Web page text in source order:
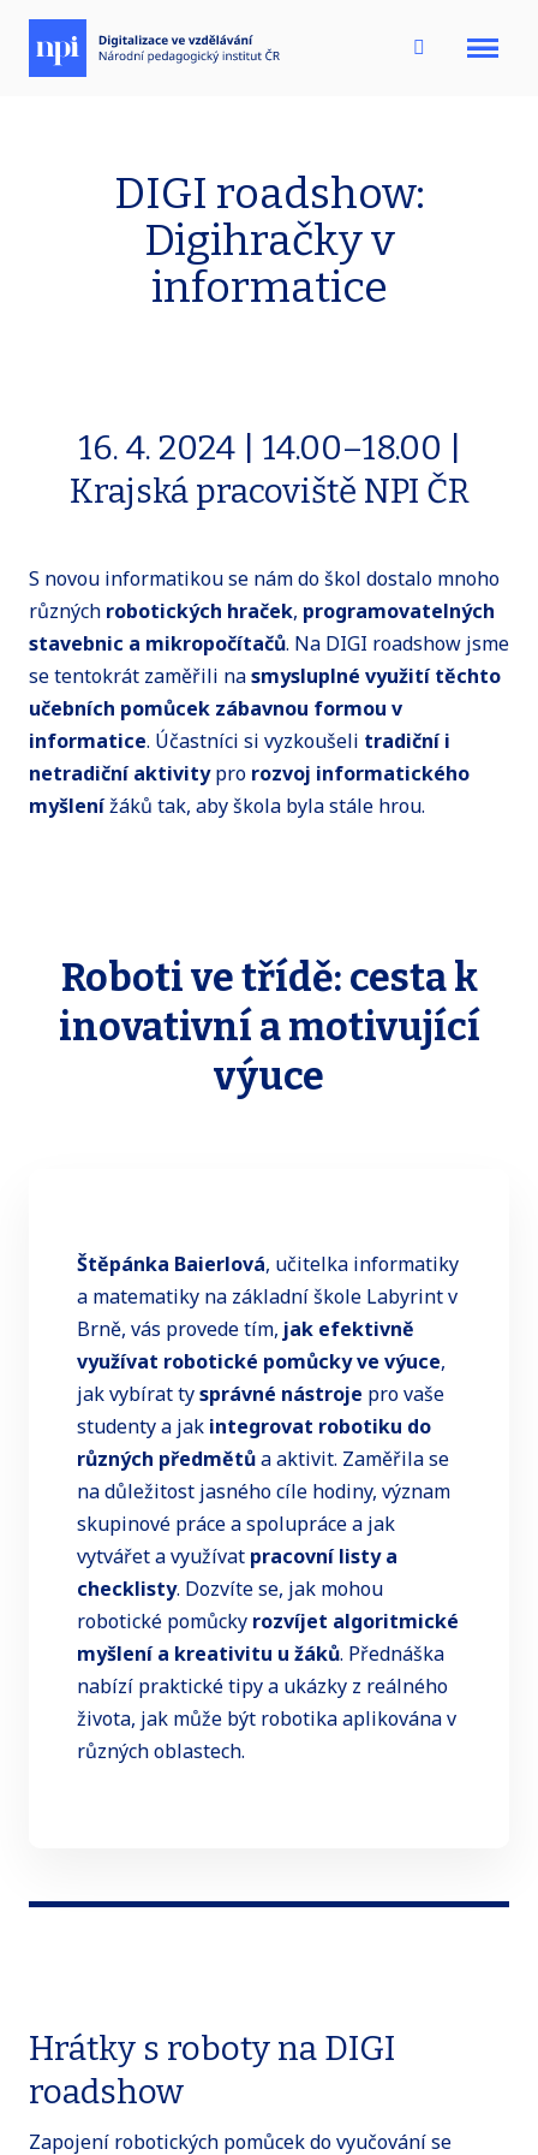
Menu
DIGI roadshow:
Digihračky v
informatice
16. 4. 2024 | 14.00–18.00 |
Krajská pracoviště NPI ČR
S novou informatikou se nám do škol dostalo mnoho
různých robotických hraček, programovatelných
stavebnic a mikropočítačů. Na DIGI roadshow jsme
se tentokrát zaměřili nasmysluplné využití těchto
učebních pomůcek zábavnou formou v
informatice. Účastníci si vyzkoušeli tradiční i
netradiční aktivitypro rozvoj informatického
myšlenížáků tak, aby škola byla stále hrou.
Roboti ve třídě: cesta k
inovativní a motivující
výuce
Štěpánka Baierlová, učitelka informatiky
a matematiky na základní škole Labyrint v
Brně, vás provede tím, jak efektivně
využívat robotické pomůcky ve výuce,
jak vybírat tysprávné nástroje pro vaše
studenty a jak integrovat robotiku do
různých předmětůa aktivit. Zaměřila se
na důležitost jasného cíle hodiny, význam
skupinové práce a spolupráce a jak
vytvářet a využívat pracovní listy a
checklisty. Dozvíte se, jak mohou
robotické pomůcky rozvíjet algoritmické
myšlení a kreativitu u žáků. Přednáška
nabízí praktické tipy a ukázky z reálného
života, jak může být robotika aplikována v
různých oblastech.
Hrátky s roboty na DIGI
roadshow
Zapojení robotických pomůcek do vyučování se